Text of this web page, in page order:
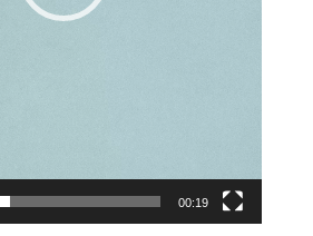
00:19